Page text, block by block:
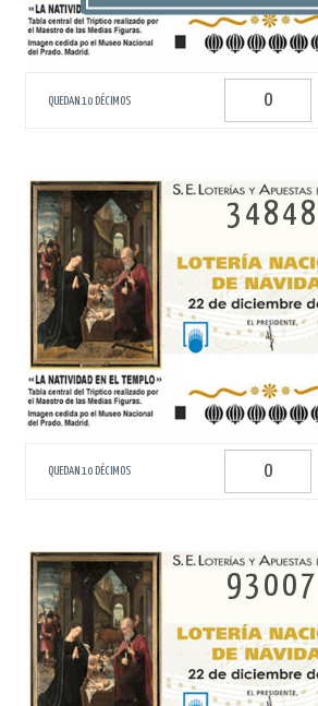
QUEDAN 10 DÉCIMOS
34848
QUEDAN 10 DÉCIMOS
93007